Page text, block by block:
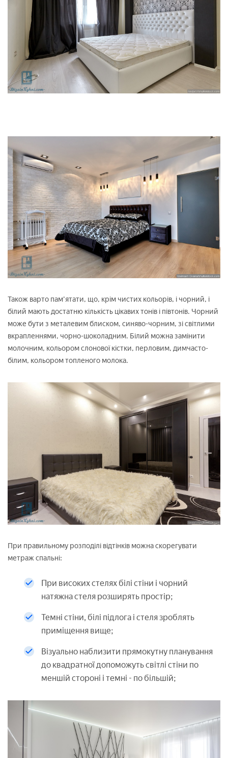
Також варто пам'ятати, що, крім чистих кольорів, і чорний, і
білий мають достатню кількість цікавих тонів і півтонів. Чорний
може бути з металевим блиском, синяво-чорним, зі світлими
вкрапленнями, чорно-шоколадним. Білий можна замінити
молочним, кольором слонової кістки, перловим, димчасто-
білим, кольором топленого молока.
При правильному розподілі відтінків можна скорегувати
метраж спальні:
При високих стелях білі стіни і чорний
натяжна стеля розширять простір;
Темні стіни, білі підлога і стеля зроблять
приміщення вище;
Візуально наблизити прямокутну планування
до квадратної допоможуть світлі стіни по
меншій стороні і темні - по більшій;